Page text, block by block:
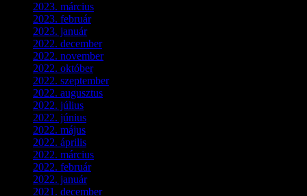
2023. március
2023. február(4)
2023. január(1)
2022. december(2)
2022. november(4)
2022. október(8)
2022. szeptember(9)
2022. augusztus
2022. július
2022. június
2022. május
2022. április
2022. március
2022. február(4)
2022. január(3)
2021. december(2)